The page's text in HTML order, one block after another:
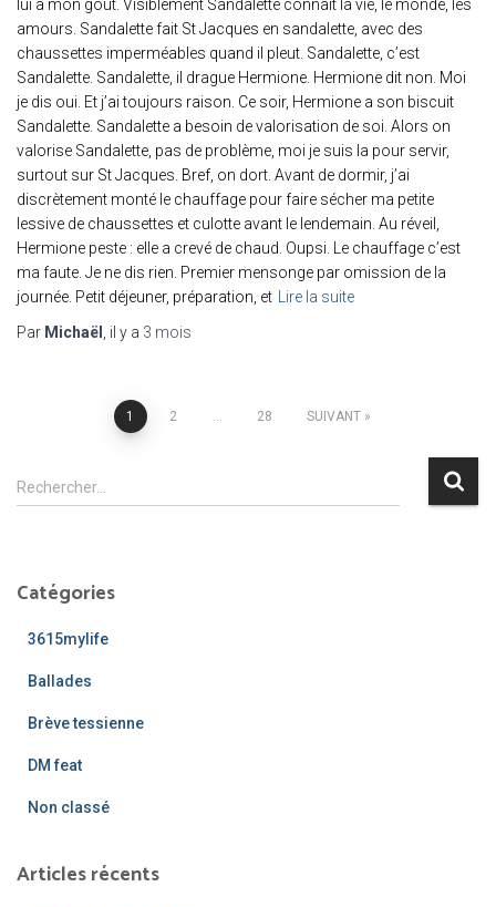
lui a mon goût. Visiblement Sandalette connaît la vie, le monde, les
amours. Sandalette fait St Jacques en sandalette, avec des
chaussettes imperméables quand il pleut. Sandalette, c’est
Sandalette. Sandalette, il drague Hermione. Hermione dit non. Moi
je dis oui. Et j’ai toujours raison. Ce soir, Hermione a son biscuit
Sandalette. Sandalette a besoin de valorisation de soi. Alors on
valorise Sandalette, pas de problème, moi je suis la pour servir,
surtout sur St Jacques. Bref, on dort. Avant de dormir, j’ai
discrètement monté le chauffage pour faire sécher ma petite
lessive de chaussettes et culotte avant le lendemain. Au réveil,
Hermione peste : elle a crevé de chaud. Oupsi. Le chauffage c’est
ma faute. Je ne dis rien. Premier mensonge par omission de la
journée. Petit déjeuner, préparation, et
Lire la suite
Par Michaël , il y a 3 mois
Pagination
des
publications
1 2 … 28 SUIVANT
R
e
r
Rechercher…
Catégories
3615mylife
Ballades
Brève tessienne
DM feat
Non classé
Articles récents